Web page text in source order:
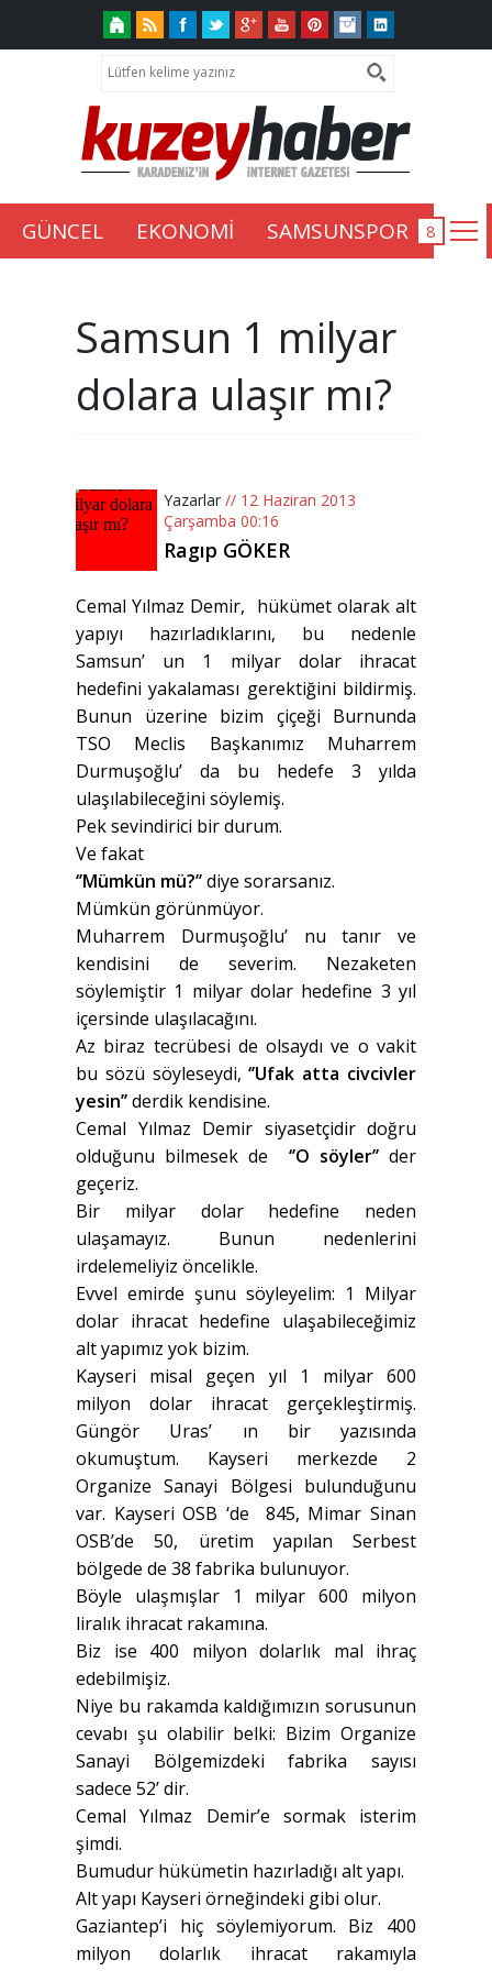
GÜNCEL EKONOMİ SAMSUNSPOR
Samsun 1 milyar
dolara ulaşır mı?
Yazarlar // 12 Haziran 2013
Çarşamba 00:16
Ragıp GÖKER
Cemal Yılmaz Demir, hükümet olarak alt
yapıyı hazırladıklarını, bu nedenle
Samsun’ un 1 milyar dolar ihracat
hedefini yakalaması gerektiğini bildirmiş.
Bunun üzerine bizim çiçeği Burnunda
TSO Meclis Başkanımız Muharrem
Durmuşoğlu’ da bu hedefe 3 yılda
ulaşılabileceğini söylemiş.
Pek sevindirici bir durum.
Ve fakat
‘’Mümkün mü?’’diye sorarsanız.
Mümkün görünmüyor.
Muharrem Durmuşoğlu’ nu tanır ve
kendisini de severim. Nezaketen
söylemiştir 1 milyar dolar hedefine 3 yıl
içersinde ulaşılacağını.
Az biraz tecrübesi de olsaydı ve o vakit
bu sözü söyleseydi,‘’Ufak atta civcivler
yesin’’derdik kendisine.
Cemal Yılmaz Demir siyasetçidir doğru
olduğunu bilmesek de ‘’O söyler’’der
geçeriz.
Bir milyar dolar hedefine neden
ulaşamayız. Bunun nedenlerini
irdelemeliyiz öncelikle.
Evvel emirde şunu söyleyelim: 1 Milyar
dolar ihracat hedefine ulaşabileceğimiz
alt yapımız yok bizim.
Kayseri misal geçen yıl 1 milyar 600
milyon dolar ihracat gerçekleştirmiş.
Güngör Uras’ ın bir yazısında
okumuştum. Kayseri merkezde 2
Organize Sanayi Bölgesi bulunduğunu
var. Kayseri OSB ‘de 845, Mimar Sinan
OSB’de 50, üretim yapılan Serbest
bölgede de 38 fabrika bulunuyor.
Böyle ulaşmışlar 1 milyar 600 milyon
liralık ihracat rakamına.
Biz ise 400 milyon dolarlık mal ihraç
edebilmişiz.
Niye bu rakamda kaldığımızın sorusunun
cevabı şu olabilir belki: Bizim Organize
Sanayi Bölgemizdeki fabrika sayısı
sadece 52’ dir.
Cemal Yılmaz Demir’e sormak isterim
şimdi.
Bumudur hükümetin hazırladığı alt yapı.
Alt yapı Kayseri örneğindeki gibi olur.
Gaziantep’i hiç söylemiyorum. Biz 400
milyon dolarlık ihracat rakamıyla